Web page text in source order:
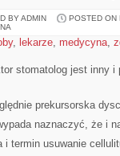
BY ADMIN POSTED ON
, lekarze, medycyna,
stomatolog jest inny i
prekursorska
naznaczyć, że i
i termin usuwanie